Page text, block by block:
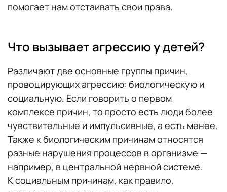
помогает нам отстаивать свои права.
Что вызывает агрессию у детей?
Различают две основные группы причин,
провоцирующих агрессию: биологическую и
социальную. Если говорить о первом
комплексе причин, то просто есть люди более
чувствительные и импульсивные, а есть менее.
Также к биологическим причинам относятся
разные нарушения процессов в организме —
например, в центральной нервной системе.
К социальным причинам, как правило,